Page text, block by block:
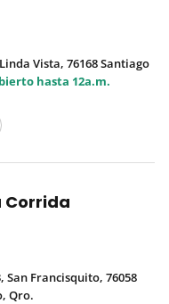
Vista, 76168 Santiago
hasta 12a.m.
Corrida
San Francisquito, 76058
Qro.